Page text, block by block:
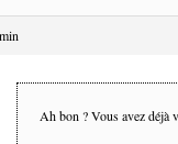
Ah bon ? Vous avez déjà